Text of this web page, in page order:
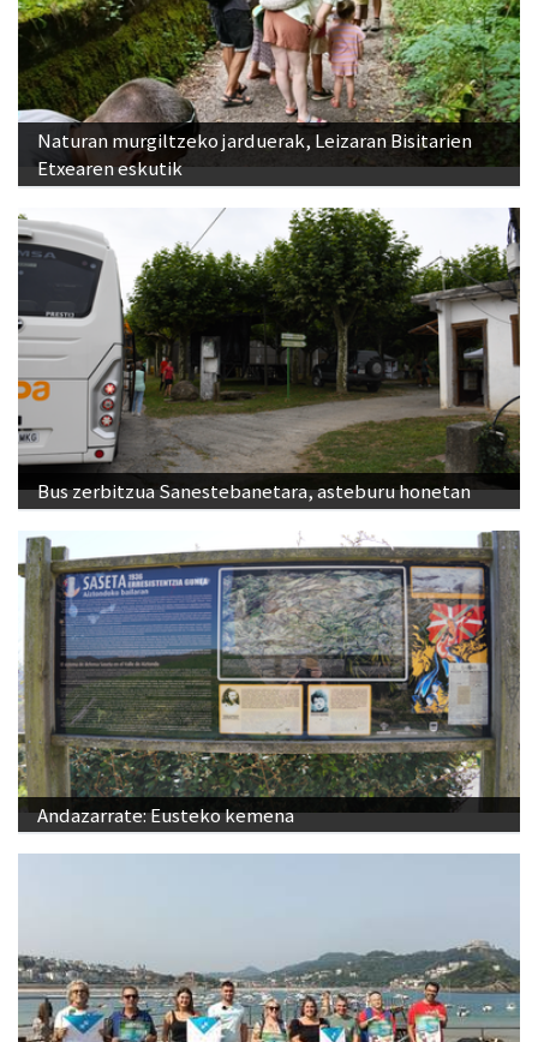
Naturan murgiltzeko jarduerak, Leizaran Bisitarien
Etxearen eskutik
Bus zerbitzua Sanestebanetara, asteburu honetan
Andazarrate: Eusteko kemena